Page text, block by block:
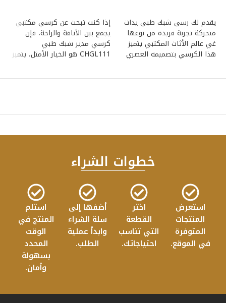
يقدم لك رسى شبك طبى يدات
متحركة تجربة فريدة من نوعها
غي عالم الأثاث المكتبي يتميز
هذا الكرسي بتصميمه العصري
إذا كنت تبحث عن كرسي مكتبي
يجمع بين الأناقة والراحة، فإن
كرسي مدير شبك طبي
CHGL111 هو الخيار الأمثل، يتميز
خطوات الشراء
استعرض
المنتجات
المتوفرة
في الموقع.
اختر
القطعة
التي تناسب
احتياجاتك.
أضفها إلى
سلة الشراء
وابدأ عملية
الطلب.
استلم
المنتج في
الوقت
المحدد
بسهولة
وأمان.